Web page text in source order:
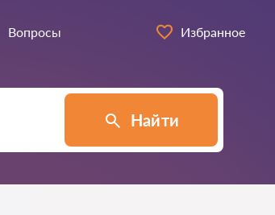
Вопросы Избранное
Найти